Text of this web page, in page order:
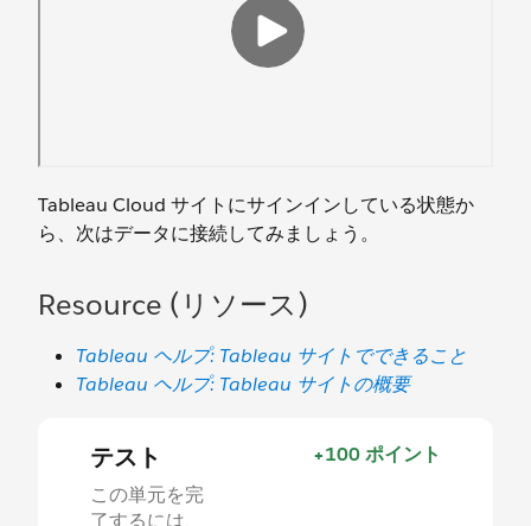
Tableau Cloud サイトにサインインしている状態か
ら、次はデータに接続してみましょう。
Resource (リソース)
Tableau ヘルプ: Tableau サイトでできること
Tableau ヘルプ: Tableau サイトの概要